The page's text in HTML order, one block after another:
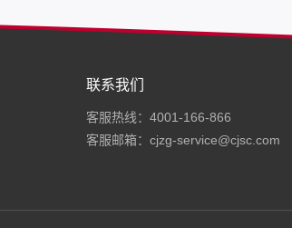
联系我们
客服热线：4001-166-866
客服邮箱：cjzg-service@cjsc.com